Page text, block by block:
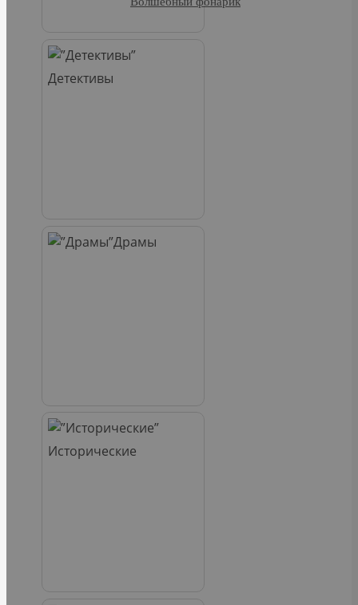
Детективы
Драмы
Исторические